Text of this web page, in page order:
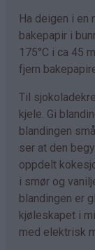
Ha deigen i en
bakepapir i
175°C i ca 45
fjern
Til
kjele. Gi
blandingen
ser at den
oppdelt
i smør og
blandingen er
kjøleskapet i
med elektrisk